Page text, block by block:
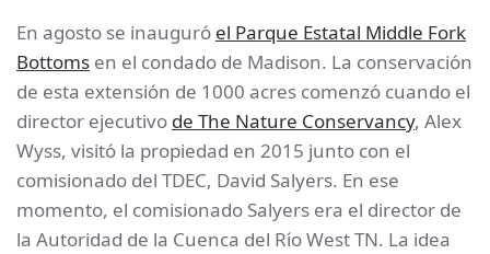
En agosto se inauguró el Parque Estatal Middle Fork
Bottoms en el condado de Madison. La conservación
de esta extensión de 1000 acres comenzó cuando el
director ejecutivo de The Nature Conservancy, Alex
Wyss, visitó la propiedad en 2015 junto con el
comisionado del TDEC, David Salyers. En ese
momento, el comisionado Salyers era el director de
la Autoridad de la Cuenca del Río West TN. La idea